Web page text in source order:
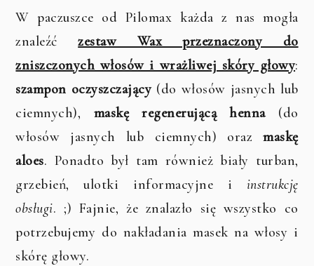
W paczuszce od Pilomax każda z nas mogła
znaleźćzestaw Wax przeznaczony do
zniszczonych włosów i wrażliwej skóry głowy:
szampon oczyszczający(do włosów jasnych lub
ciemnych), maskę regenerującą henna(do
włosów jasnych lub ciemnych) orazmaskę
aloes. Ponadto był tam również biały turban,
grzebień, ulotki informacyjne i instrukcję
obsługi. ;) Fajnie, że znalazło się wszystko co
potrzebujemy do nakładania masek na włosy i
skórę głowy.